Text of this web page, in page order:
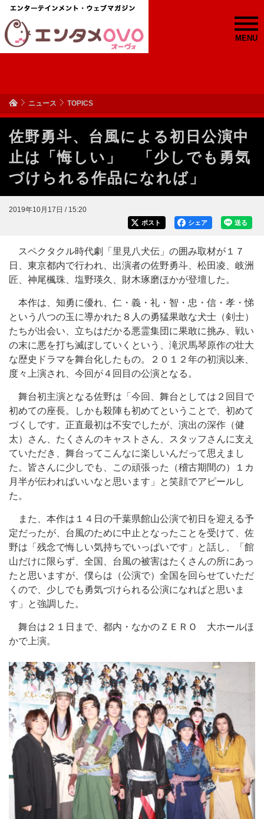
MENU
ニュース TOPICS
佐野勇斗、台風による初日公演中
止は「悔しい」 「少しでも勇気
づけられる作品になれば」
2019年10月17日 / 15:20
送る
シェア
ポスト
スペクタクル時代劇「里見八犬伝」の囲み取材が１７
日、東京都内で行われ、出演者の佐野勇斗、松田凌、岐洲
匠、神尾楓珠、塩野瑛久、財木琢磨ほかが登壇した。
本作は、知勇に優れ、仁・義・礼・智・忠・信・孝・悌
という八つの玉に導かれた８人の勇猛果敢な犬士（剣士）
たちが出会い、立ちはだかる悪霊集団に果敢に挑み、戦い
の末に悪を打ち滅ぼしていくという、滝沢馬琴原作の壮大
な歴史ドラマを舞台化したもの。２０１２年の初演以来、
度々上演され、今回が４回目の公演となる。
舞台初主演となる佐野は「今回、舞台としては２回目で
初めての座長。しかも殺陣も初めてということで、初めて
づくしです。正直最初は不安でしたが、演出の深作（健
太）さん、たくさんのキャストさん、スタッフさんに支え
ていただき、舞台ってこんなに楽しいんだって思えまし
た。皆さんに少しでも、この頑張った（稽古期間の）１カ
月半が伝わればいいなと思います」と笑顔でアピールし
た。
また、本作は１４日の千葉県館山公演で初日を迎える予
定だったが、台風のために中止となったことを受けて、佐
野は「残念で悔しい気持ちでいっぱいです」と話し、「館
山だけに限らず、全国、台風の被害はたくさんの所にあっ
たと思いますが、僕らは（公演で）全国を回らせていただ
くので、少しでも勇気づけられる公演になればと思いま
す」と強調した。
舞台は２１日まで、都内・なかのＺＥＲＯ 大ホールほ
かで上演。